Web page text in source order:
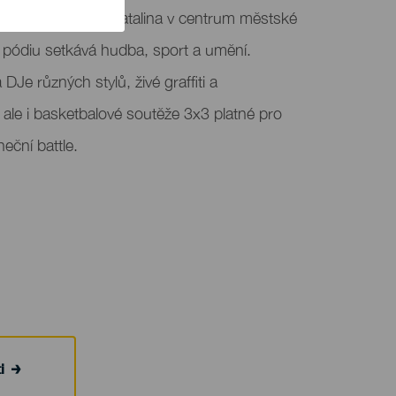
park Santa Catalina v centrum městské
setkává hudba, sport a umění.
různých stylů, živé graffiti a
i basketbalové soutěže 3x3 platné pro
battle.